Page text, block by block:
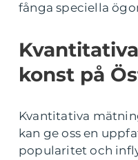
fånga speciella
konst på
Kvantitativa
kan ge oss en
popularitet och